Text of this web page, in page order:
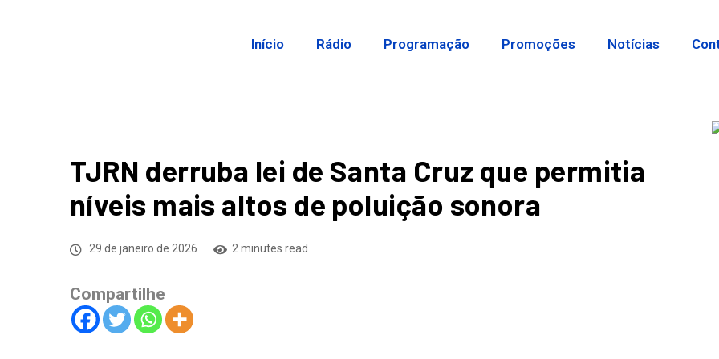
Início Rádio Programação Promoções Notícias
TJRN derruba lei de Santa Cruz que permitia
níveis mais altos de poluição sonora
29 de janeiro de 2026 2 minutes read
Compartilhe